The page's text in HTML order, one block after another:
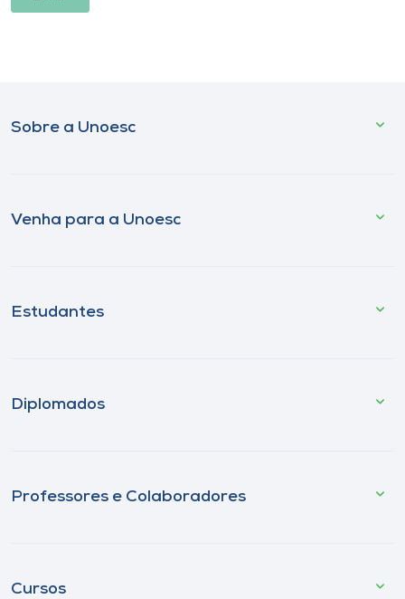
Sobre a Unoesc
Venha para a Unoesc
Estudantes
Diplomados
Professores e Colaboradores
Cursos